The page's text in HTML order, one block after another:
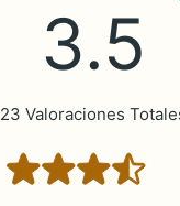
3.5
23 Valoraciones